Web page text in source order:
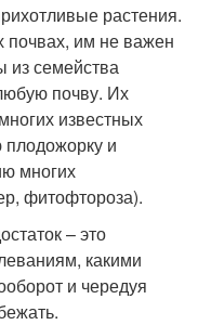
растения.
почвах, им не важен
из семейства
почву. Их
известных
и
многих
фитофтороза).
– это
какими
и чередуя